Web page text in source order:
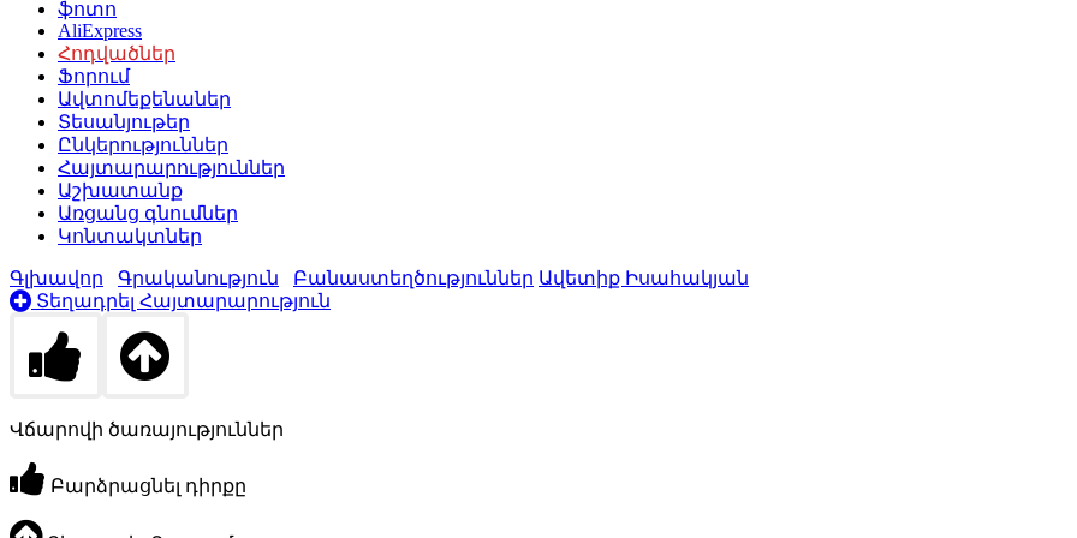
ֆոտո
AliExpress
Հոդվածներ
Ֆորում
Ավտոմեքենաներ
Տեսանյութեր
Ընկերություններ
Հայտարարություններ
Աշխատանք
Առցանց գնումներ
Կոնտակտներ
Գլխավոր
Գրականություն Բանաստեղծություններ Ավետիք Իսահակյան
Տեղադրել Հայտարարություն
Վճարովի ծառայություններ
Բարձրացնել դիրքը